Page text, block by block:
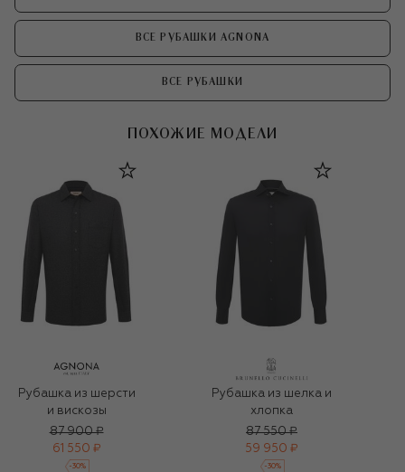
ВСЕ РУБАШКИ AGNONA
ВСЕ РУБАШКИ
ПОХОЖИЕ МОДЕЛИ
Рубашка из шерсти
и вискозы
87 900 ₽
61 550 ₽
-30%
Рубашка из шелка и
хлопка
87 550 ₽
59 950 ₽
-30%